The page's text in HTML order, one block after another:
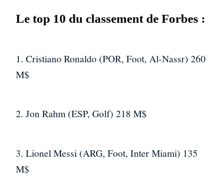
Le top 10 du classement de Forbes :
1. Cristiano Ronaldo (POR, Foot, Al-Nassr) 260
M$
2. Jon Rahm (ESP, Golf) 218 M$
3. Lionel Messi (ARG, Foot, Inter Miami) 135
M$